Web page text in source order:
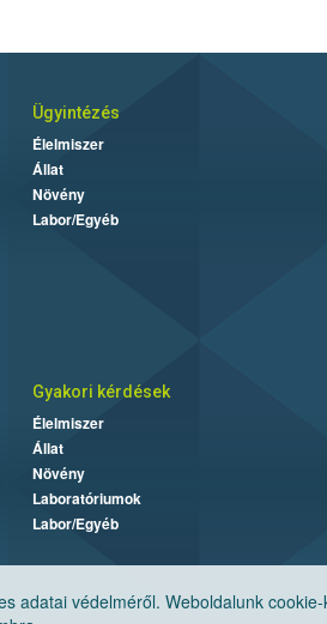
adatai védelméről. Weboldalunk
Ügyintézés
Élelmiszer
Állat
Növény
Labor/Egyéb
Gyakori kérdések
Élelmiszer
Állat
Növény
Laboratóriumok
Labor/Egyéb